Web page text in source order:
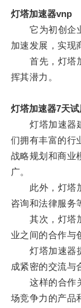
灯塔加速器vnp
它为初创企业
加速发展，实现
首先，灯塔加
挥其潜力。
灯塔加速器7天试
灯塔加速器建
们拥有丰富的行
战略规划和商业
广。
此外，灯塔加
咨询和法律服务
其次，灯塔加
业之间的合作与
灯塔加速器提
成紧密的交流与
这样的合作关
场竞争力的产品